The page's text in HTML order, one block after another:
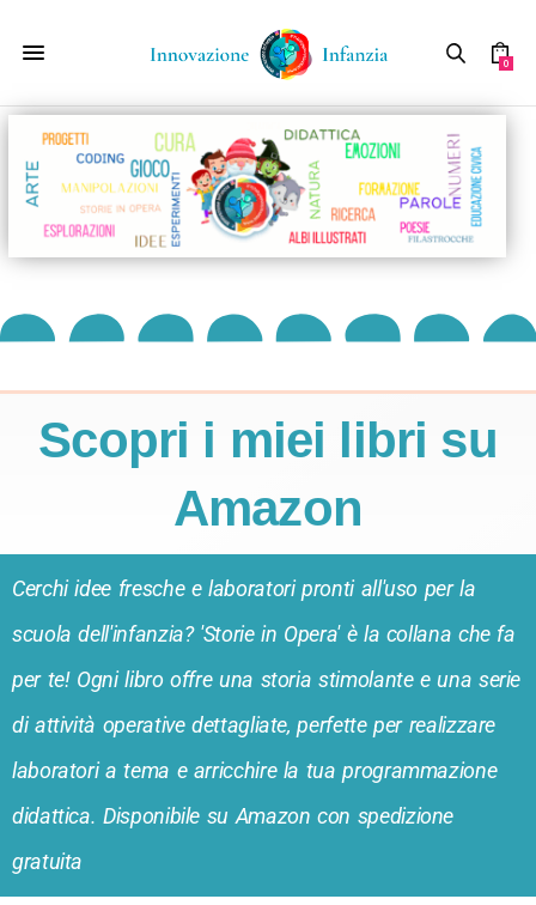
0
Scopri i miei libri su
Amazon
Cerchi idee fresche e laboratori pronti all'uso per la
scuola dell'infanzia? 'Storie in Opera' è la collana che fa
per te! Ogni libro offre una storia stimolante e una serie
di attività operative dettagliate, perfette per realizzare
laboratori a tema e arricchire la tua programmazione
didattica. Disponibile su Amazon con spedizione
gratuita